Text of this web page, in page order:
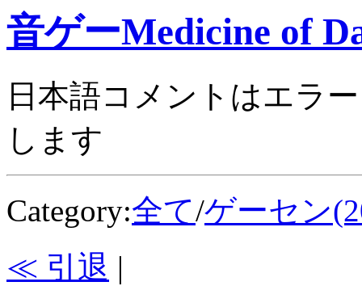
音ゲーMedicine of
日本語コメントはエラ
します
Category:全て/ゲーセン
≪ 引退 |